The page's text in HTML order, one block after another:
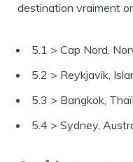
destination vraiment
5.1 > Cap Nord,
5.2 > Reykjavik,
5.3 > Bangkok,
5.4 > Sydney,